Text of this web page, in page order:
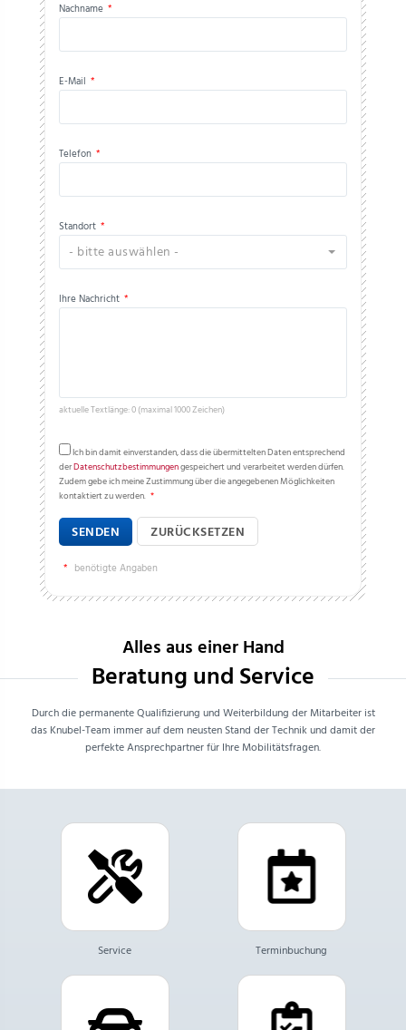
Nachname *
E-Mail *
Telefon *
Standort *
- bitte auswählen -
Ihre Nachricht *
aktuelle Textlänge: 0 (maximal 1000 Zeichen)
Ich bin damit einverstanden, dass die übermittelten Daten entsprechend
derDatenschutzbestimmungengespeichert und verarbeitet werden dürfen.
Zudem gebe ich meine Zustimmung über die angegebenen Möglichkeiten
kontaktiert zu werden. *
SENDEN ZURÜCKSETZEN
* benötigte Angaben
Alles aus einer Hand
Beratung und Service
Durch die permanente Qualifizierung und Weiterbildung der Mitarbeiter ist
das Knubel-Team immer auf dem neusten Stand der Technik und damit der
perfekte Ansprechpartner für Ihre Mobilitätsfragen.
Service Terminbuchung